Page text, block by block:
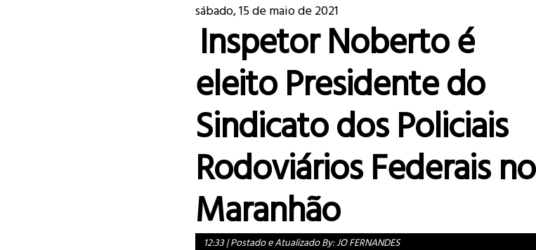
sábado, 15 de maio de 2021
Inspetor Noberto é
eleito Presidente do
Sindicato dos Policiais
Rodoviários Federais no
Maranhão
12:33|Postado e Atualizado By:JO FERNANDES